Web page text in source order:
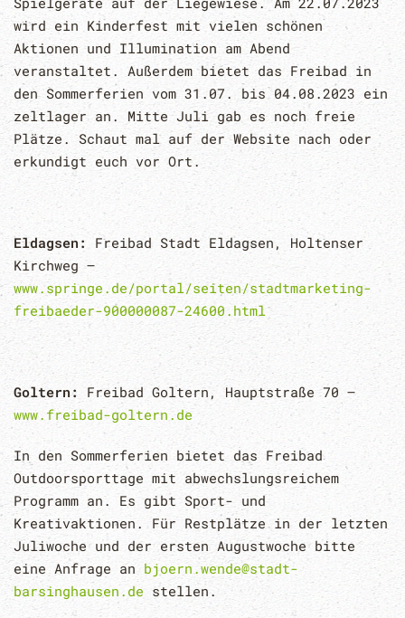
wird ein Kinderfest mit vielen schönen
Aktionen und Illumination am Abend
veranstaltet. Außerdem bietet das Freibad in
den Sommerferien vom 31.07. bis 04.08.2023 ein
zeltlager an. Mitte Juli gab es noch freie
Plätze. Schaut mal auf der Website nach oder
erkundigt euch vor Ort.
Eldagsen:
Freibad Stadt Eldagsen, Holtenser
Kirchweg –
www.springe.de/portal/seiten/stadtmarketing-
freibaeder-900000087-24600.html
Goltern: Freibad Goltern, Hauptstraße 70 –
www.freibad-goltern.de
In den Sommerferien bietet das Freibad
Outdoorsporttage mit abwechslungsreichem
Programm an. Es gibt Sport- und
Kreativaktionen. Für Restplätze in der letzten
Juliwoche und der ersten Augustwoche bitte
eine Anfrage an bjoern.wende@stadt-
barsinghausen.de stellen.